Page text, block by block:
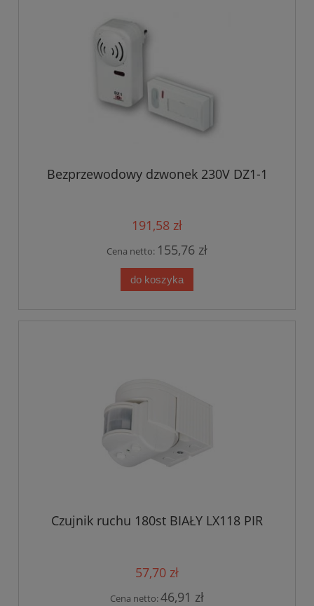
Bezprzewodowy dzwonek 230V DZ1-1
191,58 zł
Cena netto: 155,76 zł
do koszyka
Czujnik ruchu 180st BIAŁY LX118 PIR
57,70 zł
Cena netto:46,91 zł